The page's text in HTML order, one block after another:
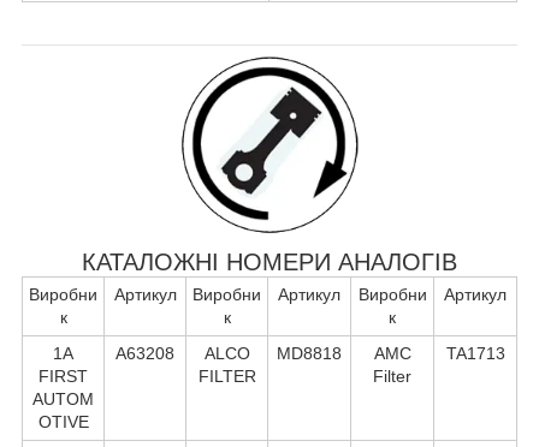
КАТАЛОЖНІ НОМЕРИ АНАЛОГІВ
Виробни
к
Артикул
Виробни
к
Артикул
Виробни
к
Артикул
1A
FIRST
AUTOM
OTIVE
A63208
ALCO
FILTER
MD8818
AMC
Filter
TA1713